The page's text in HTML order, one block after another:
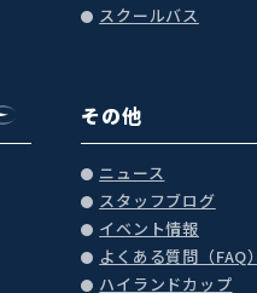
スクールバス
その他
ニュース
スタッフブログ
イベント情報
よくある質問（FAQ）
ハイランドカップ